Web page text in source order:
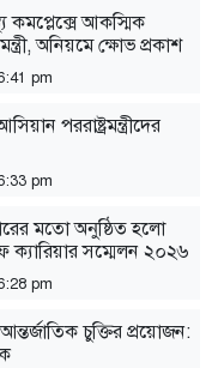
কমপ্লেক্সে আকস্মিক
অনিয়মে ক্ষোভ প্রকাশ
pm
পররাষ্ট্রমন্ত্রীদের
pm
মতো অনুষ্ঠিত হলো
সম্মেলন ২০২৬
pm
চুক্তির প্রয়োজন: